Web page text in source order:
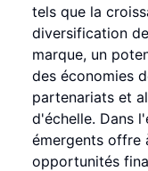
tels que la
diversification
marque, un
des économies
partenariats et
d'échelle. Dans
émergents offre
opportunités